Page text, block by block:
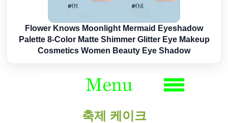
Flower Knows Moonlight Mermaid Eyeshadow
Palette 8-Color Matte Shimmer Glitter Eye Makeup
Cosmetics Women Beauty Eye Shadow
축제 케이크